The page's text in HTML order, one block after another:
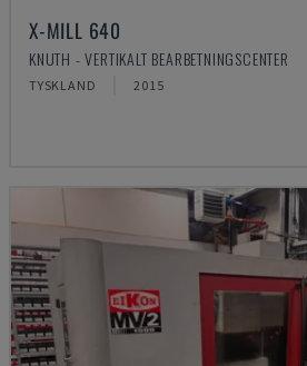
X-MILL 640
KNUTH - VERTIKALT BEARBETNINGSCENTER
TYSKLAND 2015